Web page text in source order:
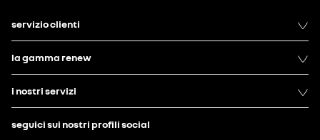
servizio clienti
la gamma renew
i nostri servizi
seguici sui nostri profili social